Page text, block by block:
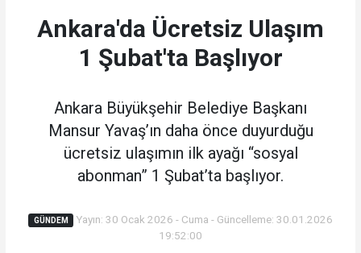
Ankara'da Ücretsiz Ulaşım
1 Şubat'ta Başlıyor
Ankara Büyükşehir Belediye Başkanı
Mansur Yavaş’ın daha önce duyurduğu
ücretsiz ulaşımın ilk ayağı “sosyal
abonman” 1 Şubat’ta başlıyor.
GÜNDEM
Yayın: 30 Ocak 2026 - Cuma - Güncelleme: 30.01.2026
19:52:00